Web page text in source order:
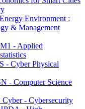
Environment :
& Management
- Applied
- Cyber Physical
- Computer Science
- Cybersecurity